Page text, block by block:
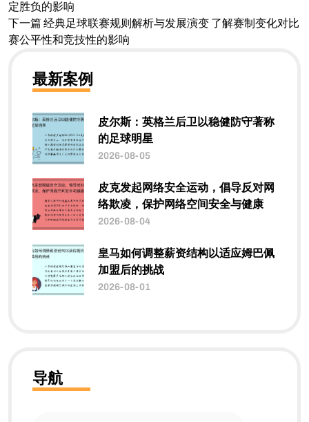
定胜负的影响
下一篇 经典足球联赛规则解析与发展演变 了解赛制变化对比
赛公平性和竞技性的影响
最新案例
皮尔斯：英格兰后卫以稳健防守著称
的足球明星
2026-08-05
皮克发起网络安全运动，倡导反对网
络欺凌，保护网络空间安全与健康
2026-08-04
皇马如何调整薪资结构以适应姆巴佩
加盟后的挑战
2026-08-01
导航